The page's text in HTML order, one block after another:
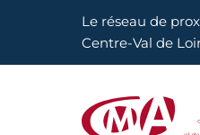
Aller en haut de page
Le réseau de
Centre-Val de